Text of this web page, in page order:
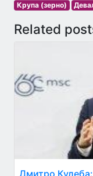
Крупа (зерно)
Related
Дмитро Кулеба: